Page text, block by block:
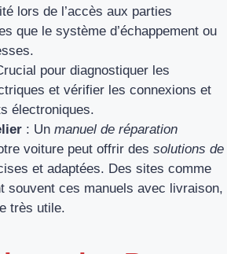
lors de l’accès aux parties
que le système d’échappement ou
pour diagnostiquer les
et vérifier les connexions et
électroniques.
: Un manuel de réparation
voiture peut offrir des solutions de
et adaptées. Des sites comme
souvent ces manuels avec livraison,
très utile.